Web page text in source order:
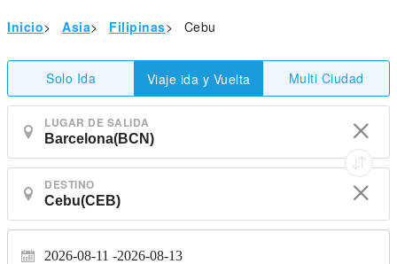
Inicio> Asia> Filipinas> Cebu
Solo Ida Viaje ida y Vuelta Multi Ciudad
LUGAR DE SALIDA
DESTINO
2026-08-11 2026-08-13